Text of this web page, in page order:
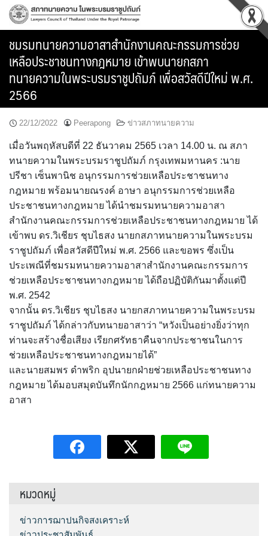
Skip
ชมรมทนายความอาสาสำนักงานคณะกรรมการช่วย
เหลือประชาชนทางกฎหมาย เข้าพบนายกสภา
ทนายความในพระบรมราชูปถัมภ์ เพื่อสวัสดีปีใหม่ พ.ศ.
2566
22/12/2022 Peerapong ข่าวสภาทนายความ
เมื่อวันพฤหัสบดีที่ 22 ธันวาคม 2565 เวลา 14.00 น. ณ สภา
ทนายความในพระบรมราชูปถัมภ์ กรุงเทพมหานคร :นาย
ปรีชา เซ็นพานิช อนุกรรมการช่วยเหลือประชาชนทาง
กฎหมาย พร้อมนายณรงค์ อาษา อนุกรรมการช่วยเหลือ
ประชาชนทางกฎหมาย ได้นำชมรมทนายความอาสา
สำนักงานคณะกรรมการช่วยเหลือประชาชนทางกฎหมาย ได้
เข้าพบ ดร.วิเชียร ชุบไธสง นายกสภาทนายความในพระบรม
ราชูปถัมภ์ เพื่อสวัสดีปีใหม่ พ.ศ. 2566 และขอพร ซึ่งเป็น
ประเพณีที่ชมรมทนายความอาสาสำนักงานคณะกรรมการ
ช่วยเหลือประชาชนทางกฎหมาย ได้ถือปฏิบัติกันมาตั้งแต่ปี
พ.ศ. 2542
จากนั้น ดร.วิเชียร ชุบไธสง นายกสภาทนายความในพระบรม
ราชูปถัมภ์ ได้กล่าวกับทนายอาสาว่า “หวังเป็นอย่างยิ่งว่าทุก
ท่านจะสร้างชื่อเสียง เรียกศรัทธาคืนจากประชาชนในการ
ช่วยเหลือประชาชนทางกฎหมายได้”
และนายสมพร ดำพริก อุปนายกฝ่ายช่วยเหลือประชาชนทาง
กฎหมาย ได้มอบสมุดบันทึกนักกฎหมาย 2566 แก่ทนายความ
อาสา
หมวดหมู่
ข่าวการฌาปนกิจสงเคราะห์